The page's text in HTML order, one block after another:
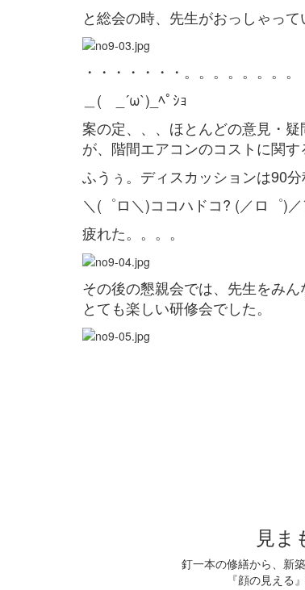
と総会の時、先生がおっしゃって
・・・・・・・。。。。。。。。
＿( _´ω`)_ﾍﾟｼｮ
案の定、、、ほとんどの意見・疑
が、階間エアコンのコストに関す
ふうぅ。ディスカッションは90
＼(゜ロ＼)ココハドコ? (／ロ゜)
疲れた。。。。
その後の懇親会では、先生をみ
とても楽しい研修会でした。
見ま
釘一本の修繕から、新
『顔の見える